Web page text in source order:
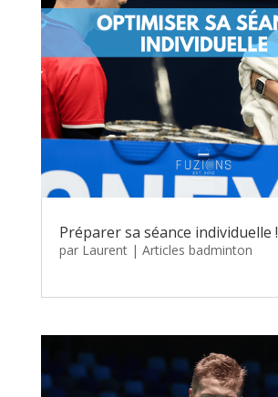
Préparer sa séance individuelle !
par Laurent| Articles badminton